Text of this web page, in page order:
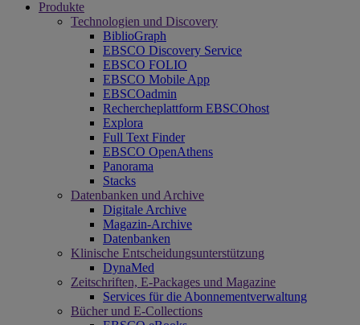
Produkte
Technologien und Discovery
BiblioGraph
EBSCO Discovery Service
EBSCO FOLIO
EBSCO Mobile App
EBSCOadmin
Rechercheplattform EBSCOhost
Explora
Full Text Finder
EBSCO OpenAthens
Panorama
Stacks
Datenbanken und Archive
Digitale Archive
Magazin-Archive
Datenbanken
Klinische Entscheidungsunterstützung
DynaMed
Zeitschriften, E-Packages und Magazine
Services für die Abonnementverwaltung
Bücher und E-Collections